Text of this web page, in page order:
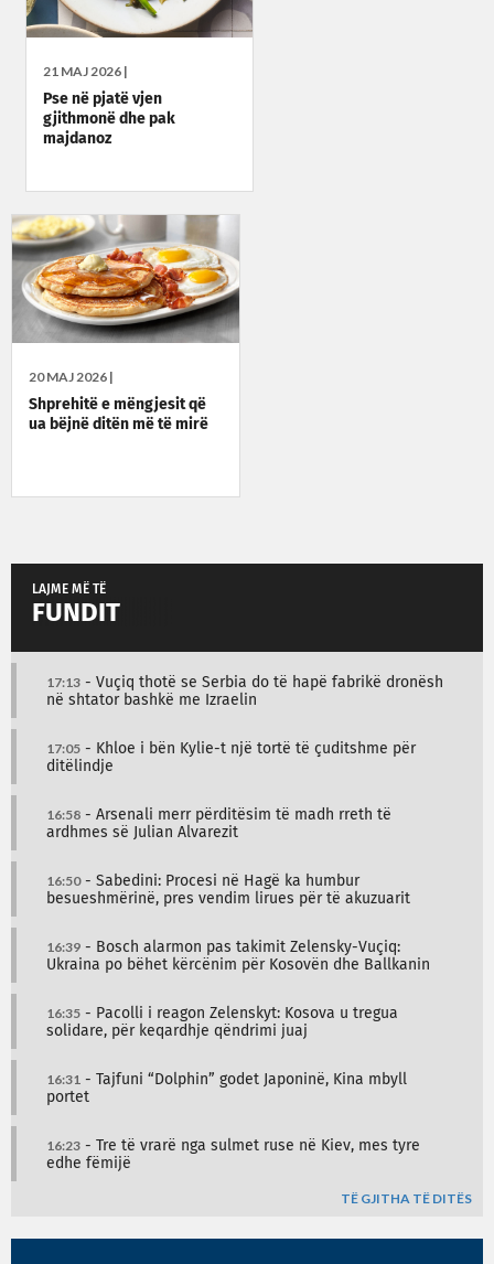
21 MAJ 2026 |
Pse në pjatë vjen
gjithmonë dhe pak
majdanoz
20 MAJ 2026 |
Shprehitë e mëngjesit që
ua bëjnë ditën më të mirë
LAJME MË TË
FUNDIT
17:13 - Vuçiq thotë se Serbia do të hapë fabrikë dronësh
në shtator bashkë me Izraelin
17:05 - Khloe i bën Kylie-t një tortë të çuditshme për
ditëlindje
16:58 - Arsenali merr përditësim të madh rreth të
ardhmes së Julian Alvarezit
16:50- Sabedini: Procesi në Hagë ka humbur
besueshmërinë, pres vendim lirues për të akuzuarit
16:39 - Bosch alarmon pas takimit Zelensky-Vuçiq:
Ukraina po bëhet kërcënim për Kosovën dhe Ballkanin
16:35 - Pacolli i reagon Zelenskyt: Kosova u tregua
solidare, për keqardhje qëndrimi juaj
16:31 - Tajfuni “Dolphin” godet Japoninë, Kina mbyll
portet
16:23 - Tre të vrarë nga sulmet ruse në Kiev, mes tyre
edhe fëmijë
TË GJITHA TË DITËS